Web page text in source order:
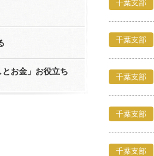
とお金」お役立ち
千葉支部
千葉支部
千葉支部
千葉支部
千葉支部